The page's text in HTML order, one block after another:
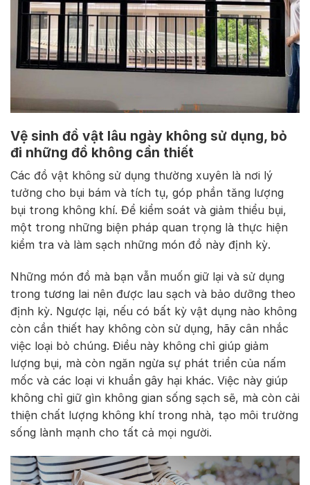
Vệ sinh đồ vật lâu ngày không sử dụng, bỏ
đi những đồ không cần thiết
Các đồ vật không sử dụng thường xuyên là nơi lý
tưởng cho bụi bám và tích tụ, góp phần tăng lượng
bụi trong không khí. Để kiểm soát và giảm thiểu bụi,
một trong những biện pháp quan trọng là thực hiện
kiểm tra và làm sạch những món đồ này định kỳ.
Những món đồ mà bạn vẫn muốn giữ lại và sử dụng
trong tương lai nên được lau sạch và bảo dưỡng theo
định kỳ. Ngược lại, nếu có bất kỳ vật dụng nào không
còn cần thiết hay không còn sử dụng, hãy cân nhắc
việc loại bỏ chúng. Điều này không chỉ giúp giảm
lượng bụi, mà còn ngăn ngừa sự phát triển của nấm
mốc và các loại vi khuẩn gây hại khác. Việc này giúp
không chỉ giữ gìn không gian sống sạch sẽ, mà còn cải
thiện chất lượng không khí trong nhà, tạo môi trường
sống lành mạnh cho tất cả mọi người.